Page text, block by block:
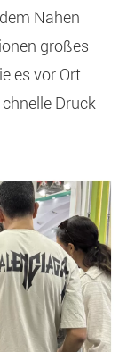
Nahen
großes
es vor Ort
Druck